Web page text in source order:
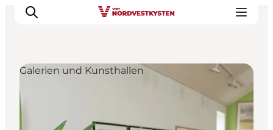
Inspiration
Galerien und Kunsthallen